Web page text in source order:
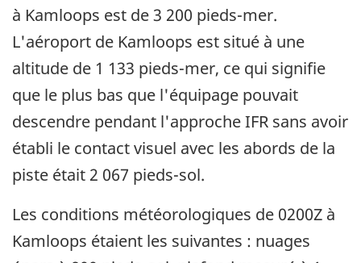
à Kamloops est de 3 200 pieds-mer.
L'aéroport de Kamloops est situé à une
altitude de 1 133 pieds-mer, ce qui signifie
que le plus bas que l'équipage pouvait
descendre pendant l'approche IFR sans avoir
établi le contact visuel avec les abords de la
piste était 2 067 pieds-sol.
Les conditions météorologiques de 0200Z à
Kamloops étaient les suivantes : nuages